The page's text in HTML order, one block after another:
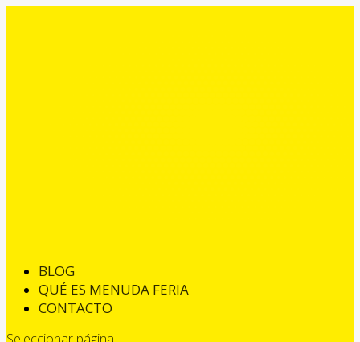
BLOG
QUÉ ES MENUDA FERIA
CONTACTO